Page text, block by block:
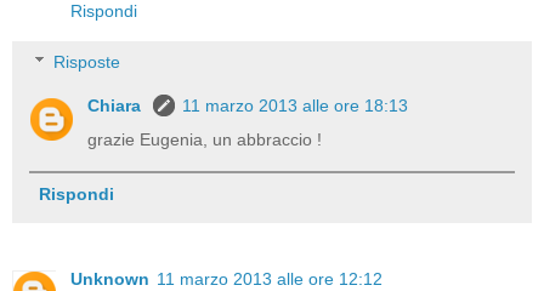
Rispondi
Risposte
Chiara
11 marzo 2013 alle ore 18:13
grazie Eugenia, un abbraccio !
Rispondi
Unknown 11 marzo 2013 alle ore 12:12